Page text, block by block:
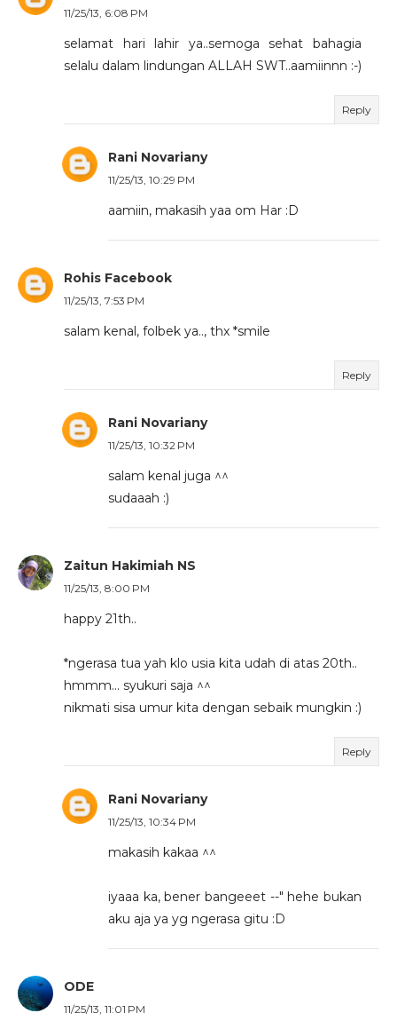
11/25/13, 6:08 PM
selamat hari lahir ya..semoga sehat bahagia
selalu dalam lindungan ALLAH SWT..aamiinnn :-)
Reply
Rani Novariany
11/25/13, 10:29 PM
aamiin, makasih yaa om Har :D
Rohis Facebook
11/25/13, 7:53 PM
salam kenal, folbek ya.., thx *smile
Reply
Rani Novariany
11/25/13, 10:32 PM
salam kenal juga ^^
sudaaah :)
Zaitun Hakimiah NS
11/25/13, 8:00 PM
happy 21th..
*ngerasa tua yah klo usia kita udah di atas 20th..
hmmm... syukuri saja ^^
nikmati sisa umur kita dengan sebaik mungkin :)
Reply
Rani Novariany
11/25/13, 10:34 PM
makasih kakaa ^^
iyaaa ka, bener bangeeet --" hehe bukan
aku aja ya yg ngerasa gitu :D
ODE
11/25/13, 11:01 PM